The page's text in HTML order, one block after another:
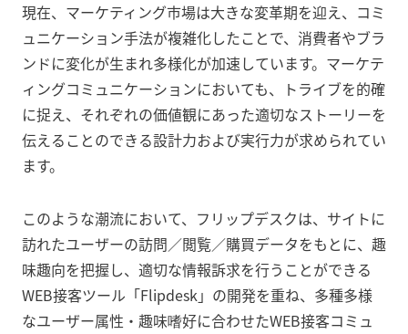
現在、マーケティング市場は大きな変革期を迎え、コミ
ュニケーション手法が複雑化したことで、消費者やブラ
ンドに変化が生まれ多様化が加速しています。マーケテ
ィングコミュニケーションにおいても、トライブを的確
に捉え、それぞれの価値観にあった適切なストーリーを
伝えることのできる設計力および実行力が求められてい
ます。
このような潮流において、フリップデスクは、サイトに
訪れたユーザーの訪問／閲覧／購買データをもとに、趣
味趣向を把握し、適切な情報訴求を行うことができる
WEB接客ツール「Flipdesk」の開発を重ね、多種多様
なユーザー属性・趣味嗜好に合わせたWEB接客コミュ